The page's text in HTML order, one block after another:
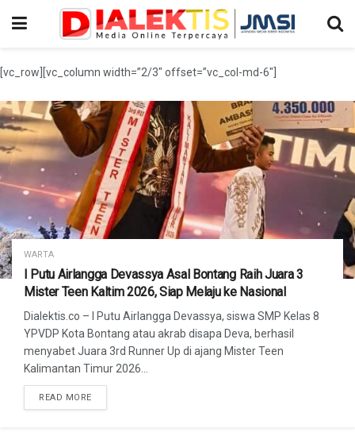
[vc_row][vc_column width=”2/3″ offset=”vc_col-md-6″]
WARTA
I Putu Airlangga Devassya Asal Bontang Raih Juara 3
Mister Teen Kaltim 2026, Siap Melaju ke Nasional
Dialektis.co – I Putu Airlangga Devassya, siswa SMP Kelas 8
YPVDP Kota Bontang atau akrab disapa Deva, berhasil
menyabet Juara 3rd Runner Up di ajang Mister Teen
Kalimantan Timur 2026...
READ MORE